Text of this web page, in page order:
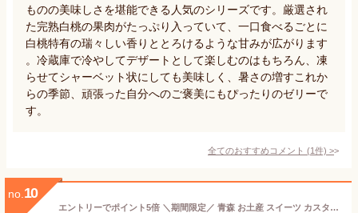
ものの美味しさを堪能できる人気のシリーズです。厳選され
た完熟白桃の果肉がたっぷり入っていて、一口食べるごとに
白桃特有の瑞々しい香りととろけるような甘みが広がります
。冷蔵庫で冷やしてデザートとして楽しむのはもちろん、凍
らせてシャーベット状にしても美味しく、暑さの増すこれか
らの季節、頑張った自分へのご褒美にもぴったりのゼリーで
す。
全てのおすすめコメント (1件) >
no. 10
エントリーでポイント5倍 ＼期間限定／ 青森 お土産 スイーツ カスタードケーキ 【いのち 白桃4個入】 ラグノオ おみやげ 弘前[※SP][※常温便][※当店他商品との同梱可]